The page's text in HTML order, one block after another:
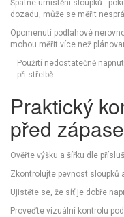
Špatné umístění sloupků -
dozadu, může se měřit
Opomenutí podlahové
mohou měřit více než
Použití nedostatečně
při střelbě.
Praktický
před
Ověřte výšku a šířku dle
Zkontrolujte pevnost sloupků
Ujistěte se, že síť je dobře
Proveďte vizuální kontrolu